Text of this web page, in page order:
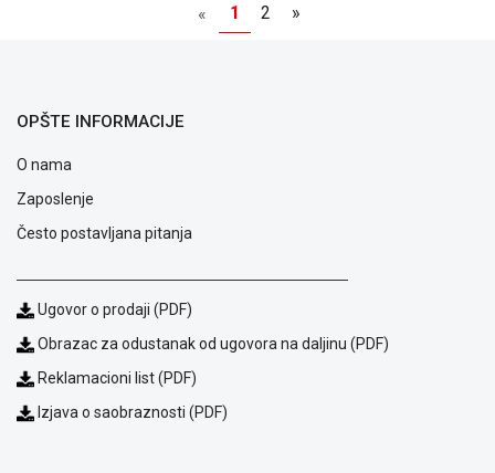
« 1 2 »
OPŠTE INFORMACIJE
O nama
Zaposlenje
Često postavljana pitanja
Ugovor o prodaji (PDF)
Obrazac za odustanak od ugovora na daljinu (PDF)
Reklamacioni list (PDF)
Izjava o saobraznosti (PDF)